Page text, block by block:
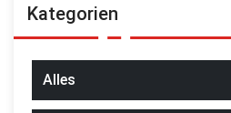
Kategorien
Alles